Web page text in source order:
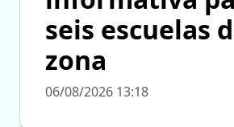
seis escuelas
zona
06/08/2026 13:18